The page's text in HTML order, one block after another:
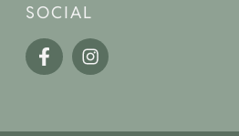
SOCIAL